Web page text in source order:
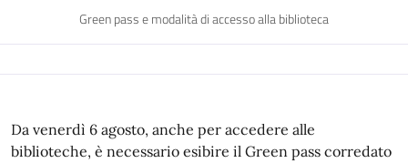
Green pass e modalità di accesso alla biblioteca
Da venerdì 6 agosto, anche per accedere alle
biblioteche, è necessario esibire il Green pass corredato